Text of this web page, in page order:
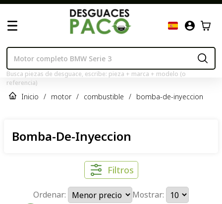
Busca piezas de desguace, escribe: pieza + marca + modelo (o
referencia)
Inicio / motor / combustible / bomba-de-inyeccion
Bomba-De-Inyeccion
Filtros
Ordenar: Mostrar: